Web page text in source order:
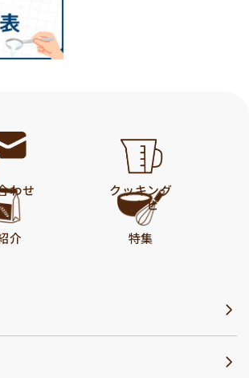
わせ
クッキング
レシピ
介
特集